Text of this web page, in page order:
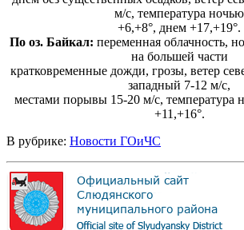
м/с, температура ночью
+6,+8°, днем +17,+19°.
По оз. Байкал: переменная облачность,
на большей части
кратковременные дожди, грозы, ветер
западный 7-12 м/с,
местами порывы 15-20 м/с, температура
+11,+16°.
В рубрике: Новости ГОиЧС